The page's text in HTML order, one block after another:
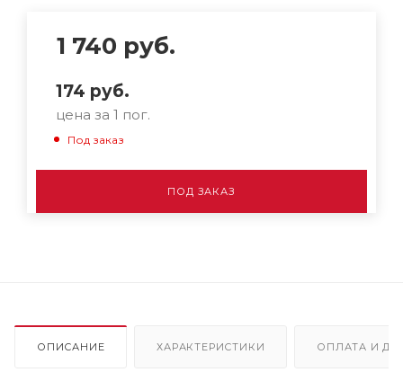
1 740 руб.
174 руб.
цена за 1 пог.
Под заказ
ПОД ЗАКАЗ
ОПИСАНИЕ ХАРАКТЕРИСТИКИ ОПЛАТА И